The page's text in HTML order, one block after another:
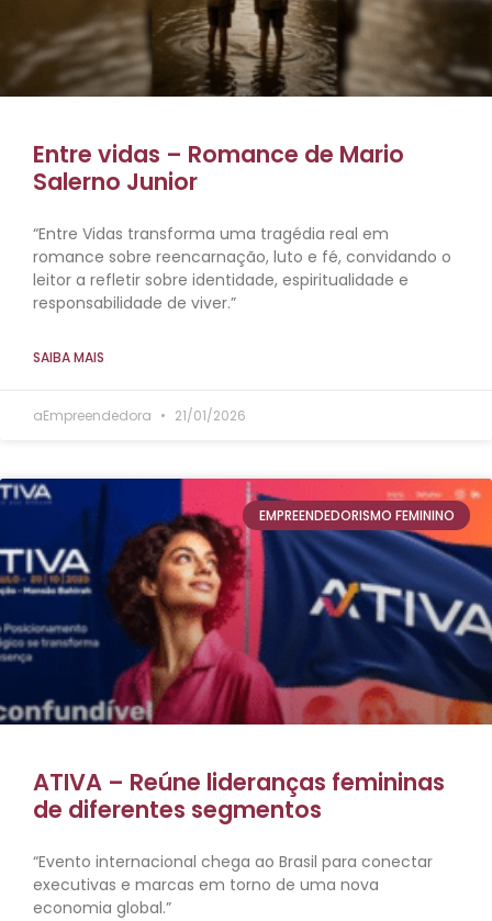
Entre vidas – Romance de Mario
Salerno Junior
“Entre Vidas transforma uma tragédia real em
romance sobre reencarnação, luto e fé, convidando o
leitor a refletir sobre identidade, espiritualidade e
responsabilidade de viver.”
SAIBA MAIS
aEmpreendedora 21/01/2026
EMPREENDEDORISMO FEMININO
ATIVA – Reúne lideranças femininas
de diferentes segmentos
“Evento internacional chega ao Brasil para conectar
executivas e marcas em torno de uma nova
economia global.”